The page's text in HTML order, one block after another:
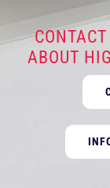
ABOUT